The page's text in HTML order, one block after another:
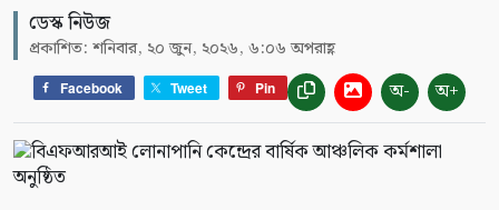
ডেস্ক নিউজ
প্রকাশিত: শনিবার, ২০ জুন, ২০২৬, ৬:০৬ অপরাহ্ণ
Facebook Tweet Pin অ- অ+